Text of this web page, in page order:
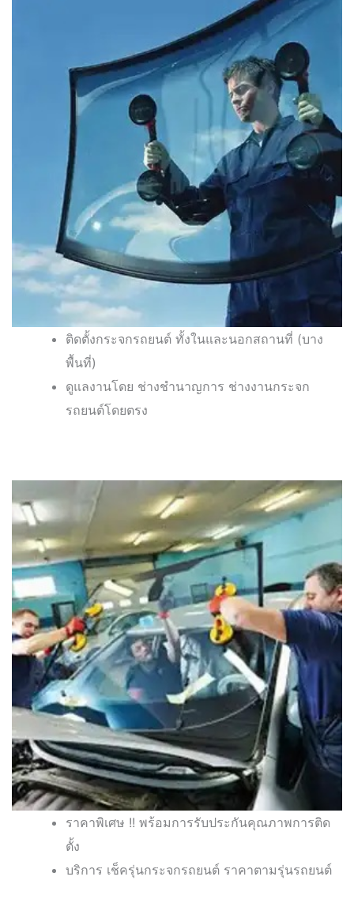
ติดตั้งกระจกรถยนต์ ทั้งในและนอกสถานที่ (บาง
พื้นที่)
ดูแลงานโดย ช่างชำนาญการ ช่างงานกระจก
รถยนต์โดยตรง
ราคาพิเศษ !! พร้อมการรับประกันคุณภาพการติด
ตั้ง
บริการ เช็ครุ่นกระจกรถยนต์ ราคาตามรุ่นรถยนต์